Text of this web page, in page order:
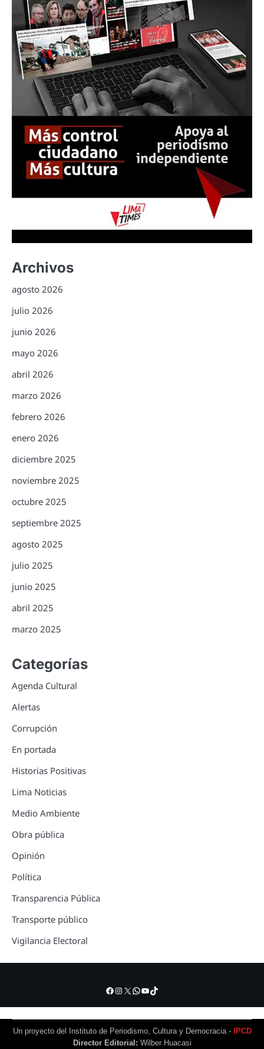
Archivos
agosto 2026
julio 2026
junio 2026
mayo 2026
abril 2026
marzo 2026
febrero 2026
enero 2026
diciembre 2025
noviembre 2025
octubre 2025
septiembre 2025
agosto 2025
julio 2025
junio 2025
abril 2025
marzo 2025
Categorías
Agenda Cultural
Alertas
Corrupción
En portada
Historias Positivas
Lima Noticias
Medio Ambiente
Obra pública
Opinión
Política
Transparencia Pública
Transporte público
Vigilancia Electoral
Facebook
Instagram
X WhatsApp
YouTube
TikTok
Un proyecto del Instituto de Periodismo, Cultura y Democracia - IPCD
Director Editorial: Wilber Huacasi